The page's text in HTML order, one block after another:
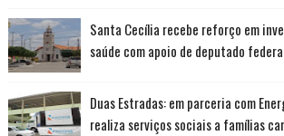
Santa Cecília recebe reforço em
saúde com apoio de deputado
Duas Estradas: em parceria com
realiza serviços sociais a famílias